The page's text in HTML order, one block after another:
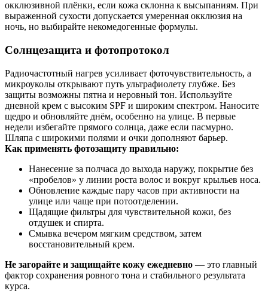
окклюзивной плёнки, если кожа склонна к высыпаниям. При
выраженной сухости допускается умеренная окклюзия на
ночь, но выбирайте некомедогенные формулы.
Солнцезащита и фотопротокол
Радиочастотный нагрев усиливает фоточувствительность, а
микроуколы открывают путь ультрафиолету глубже. Без
защиты возможны пятна и неровный тон. Используйте
дневной крем с высоким SPF и широким спектром. Наносите
щедро и обновляйте днём, особенно на улице. В первые
недели избегайте прямого солнца, даже если пасмурно.
Шляпа с широкими полями и очки дополняют барьер.
Как применять фотозащиту правильно:
Нанесение за полчаса до выхода наружу, покрытие без
«пробелов» у линии роста волос и вокруг крыльев носа.
Обновление каждые пару часов при активности на
улице или чаще при потоотделении.
Щадящие фильтры для чувствительной кожи, без
отдушек и спирта.
Смывка вечером мягким средством, затем
восстановительный крем.
Не загорайте и защищайте кожу ежедневно — это главный
фактор сохранения ровного тона и стабильного результата
курса.